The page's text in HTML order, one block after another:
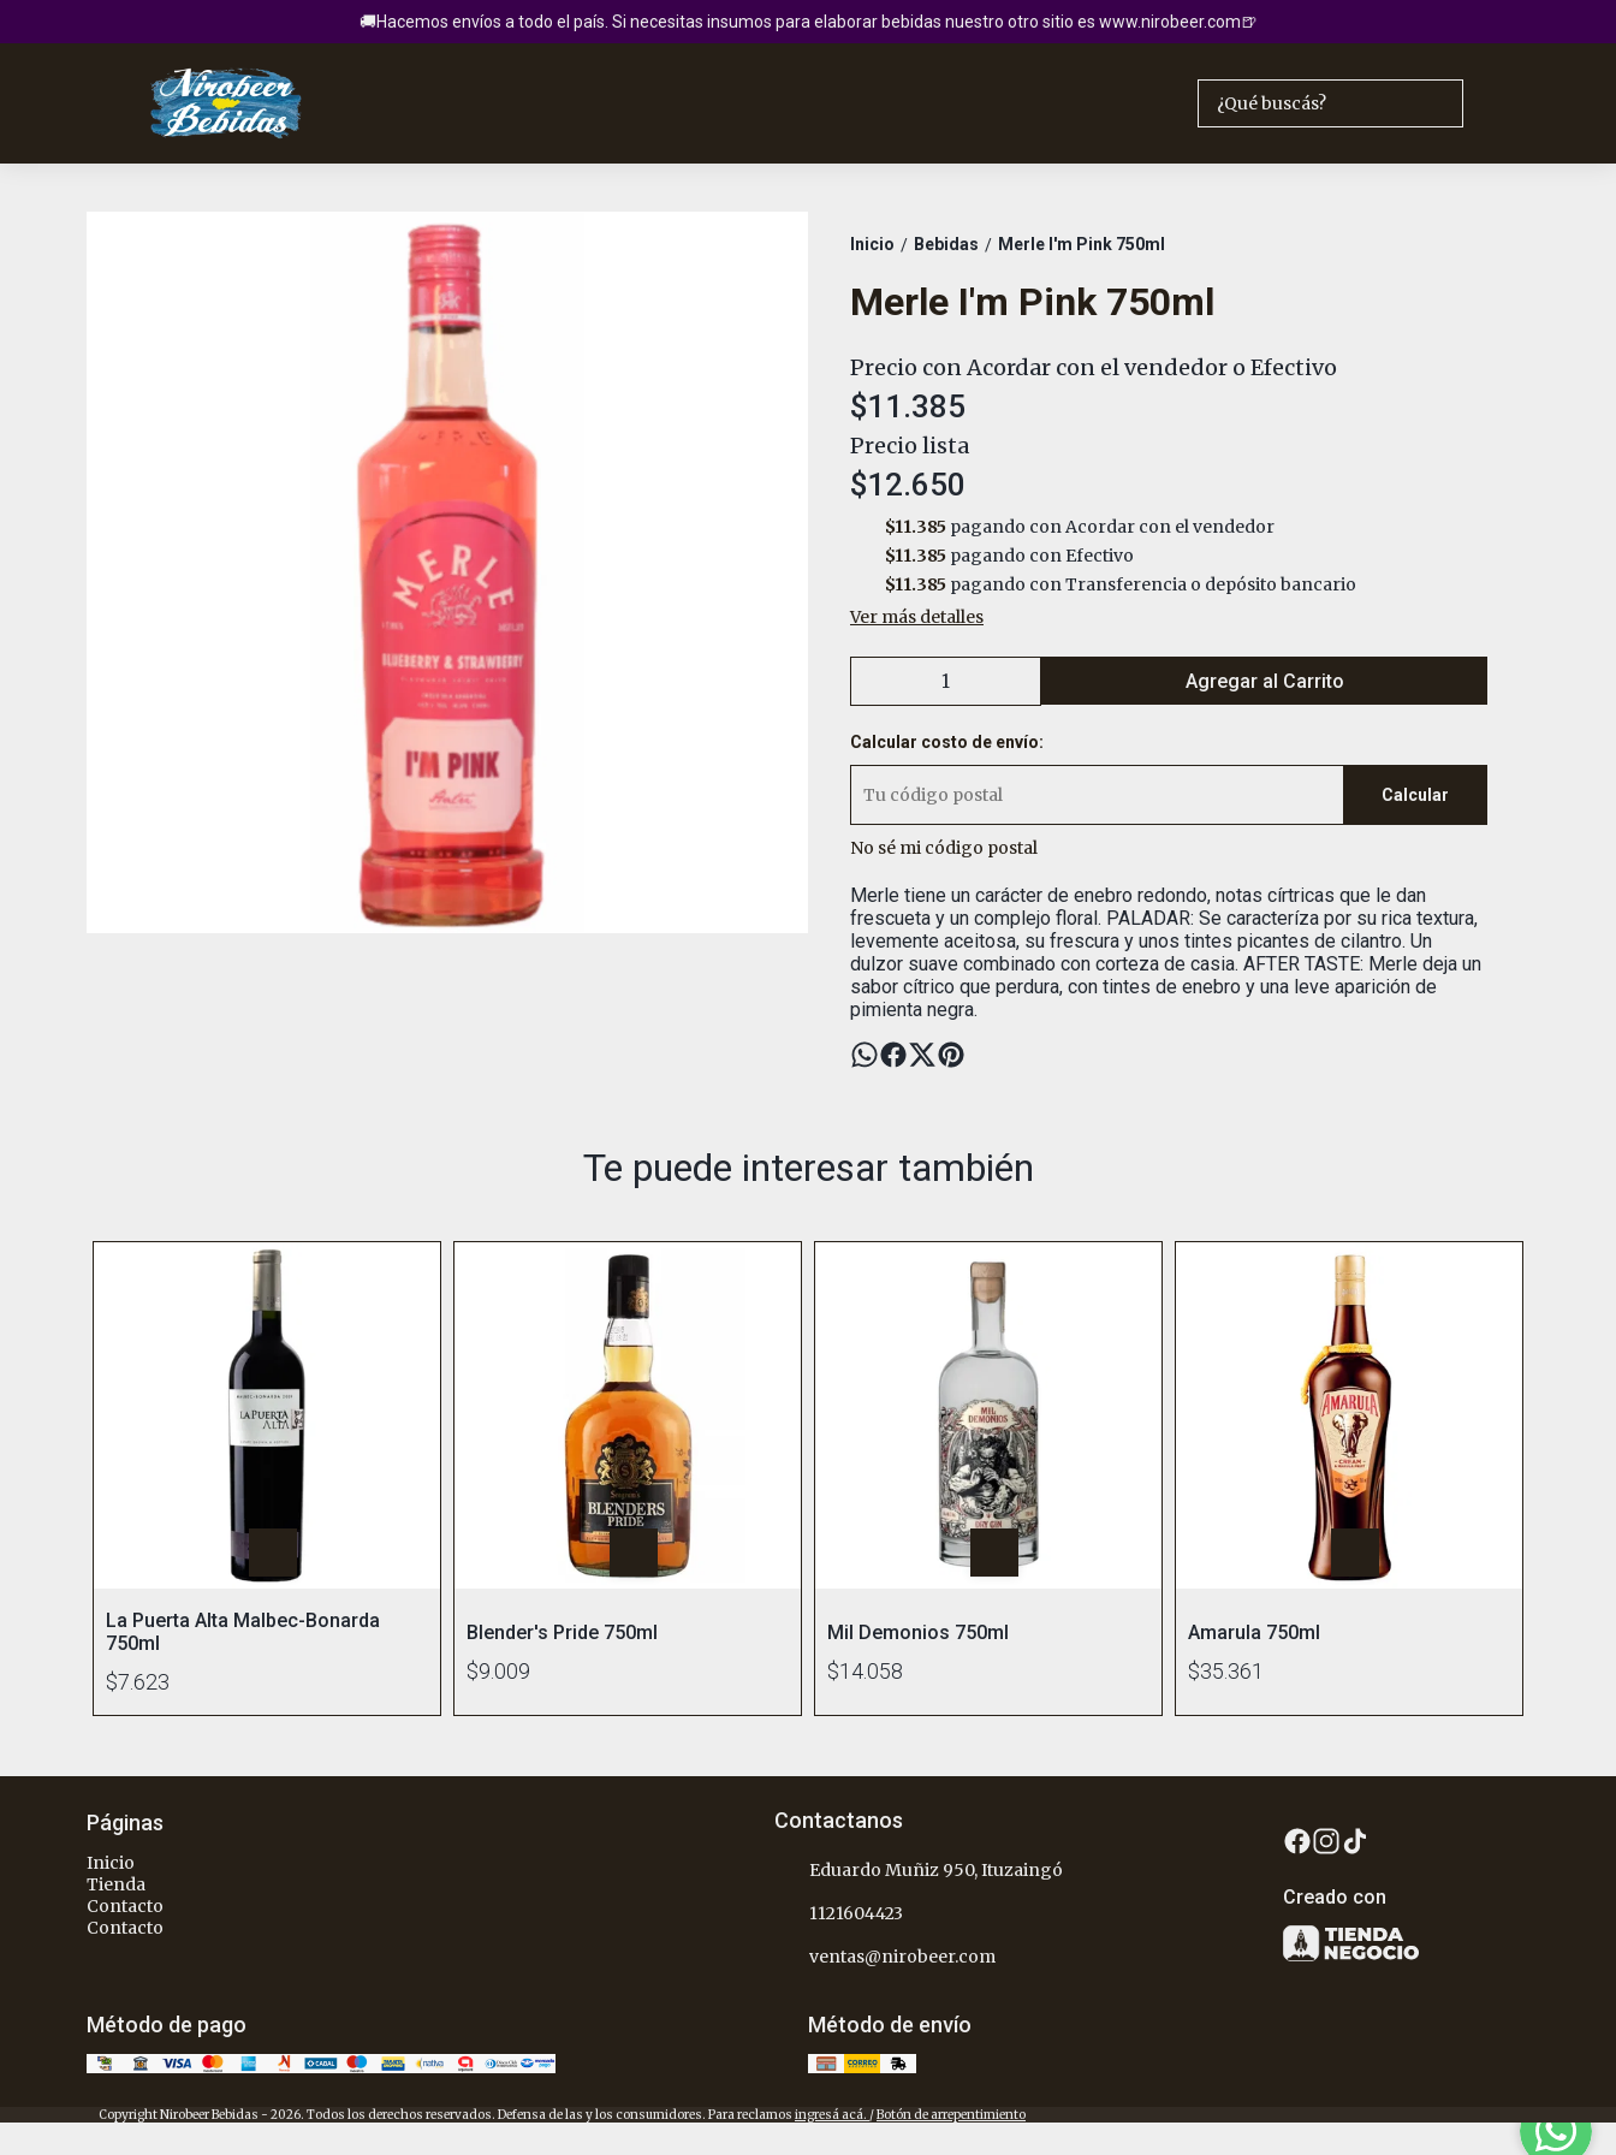
🚚Hacemos envíos a todo el país. Si necesitas insumos para elaborar bebidas nuestro otro sitio es www.nirobeer.com🍺
Inicio / Bebidas / Merle I'm Pink 750ml
Merle I'm Pink 750ml
Precio con Acordar con el vendedor o Efectivo
$11.385
Precio lista
$12.650
$11.385 pagando con Acordar con el vendedor
$11.385 pagando con Efectivo
$11.385 pagando con Transferencia o depósito bancario
Ver más detalles
Agregar al Carrito
Calcular costo de envío:
Calcular
No sé mi código postal
Merle tiene un carácter de enebro redondo, notas círtricas que le dan
frescueta y un complejo floral. PALADAR: Se caracteríza por su rica textura,
levemente aceitosa, su frescura y unos tintes picantes de cilantro. Un
dulzor suave combinado con corteza de casia. AFTER TASTE: Merle deja un
sabor cítrico que perdura, con tintes de enebro y una leve aparición de
pimienta negra.
Te puede interesar también
La Puerta Alta Malbec-Bonarda
750ml
$7.623
Blender's Pride 750ml
$9.009
Mil Demonios 750ml
$14.058
Amarula 750ml
$35.361
Páginas
Inicio
Tienda
Contacto
Contacto
Contactanos
Eduardo Muñiz 950, Ituzaingó
1121604423
ventas@nirobeer.com
Creado con
Método de pago Método de envío
Copyright Nirobeer Bebidas - 2026. Todos los derechos reservados. Defensa de las y los consumidores. Para reclamos ingresá acá. /Botón de arrepentimiento